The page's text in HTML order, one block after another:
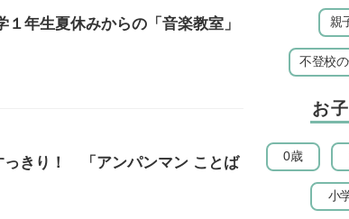
年生夏休みからの「音楽教室」
っきり！ 「アンパンマン ことば
親
不登校
お
0歳
小